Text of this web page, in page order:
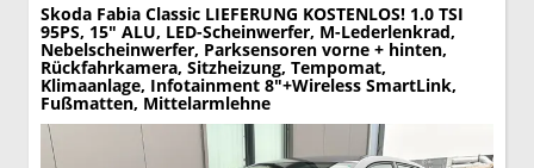
Skoda Fabia Classic LIEFERUNG KOSTENLOS! 1.0 TSI
95PS, 15" ALU, LED-Scheinwerfer, M-Lederlenkrad,
Nebelscheinwerfer, Parksensoren vorne + hinten,
Rückfahrkamera, Sitzheizung, Tempomat,
Klimaanlage, Infotainment 8"+Wireless SmartLink,
Fußmatten, Mittelarmlehne